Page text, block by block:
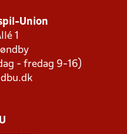
Union
1
- fredag 9-16)